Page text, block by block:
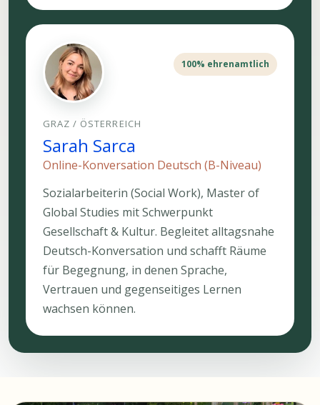
100% ehrenamtlich
GRAZ / ÖSTERREICH
Sarah Sarca
Online-Konversation Deutsch (B-Niveau)
Sozialarbeiterin (Social Work), Master of
Global Studies mit Schwerpunkt
Gesellschaft & Kultur. Begleitet alltagsnahe
Deutsch-Konversation und schafft Räume
für Begegnung, in denen Sprache,
Vertrauen und gegenseitiges Lernen
wachsen können.